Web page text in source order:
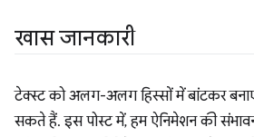
खास जानकारी
टेक्स्ट को अलग-अलग हिस्सों में बांटकर
सकते हैं. इस पोस्ट में, हम ऐनिमेशन की